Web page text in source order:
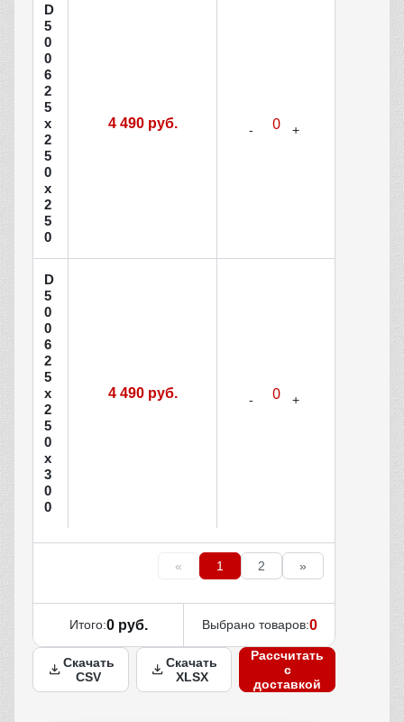
D
5
0
0
6
2
5
х
2
5
0
х
2
5
0
4 490 руб.
D
5
0
0
6
2
5
х
2
5
0
х
3
0
0
4 490 руб.
« 1 2 »
Итого:0 руб. Выбрано товаров:0
Скачать
CSV
Скачать
XLSX
Рассчитать
с
доставкой